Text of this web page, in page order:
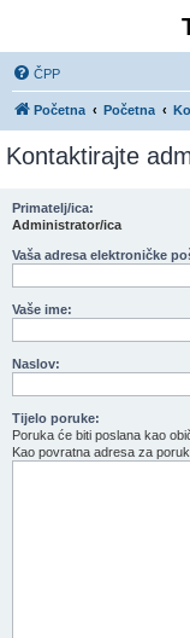
ČPP
Početna Početna
Kontaktirajte
Primatelj/ica:
Administrator/ica
Vaša adresa elektroničke
Vaše ime:
Naslov:
Tijelo poruke:
Poruka će biti poslana kao
Kao povratna adresa za